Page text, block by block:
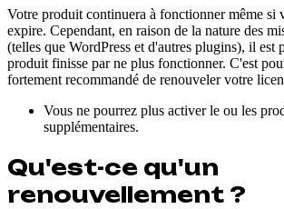
Votre produit continuera à fonctionner même si
expire. Cependant, en raison de la nature des
(telles que WordPress et d'autres plugins), il est
produit finisse par ne plus fonctionner. C'est
fortement recommandé de renouveler votre
Vous ne pourrez plus activer le ou les
supplémentaires.
Qu'est-ce qu'un
renouvellement ?